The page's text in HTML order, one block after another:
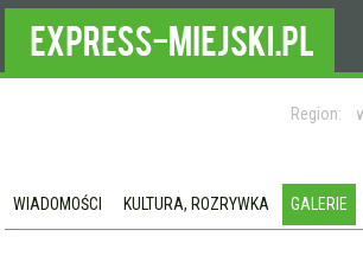
Region:
WIADOMOŚCI KULTURA, ROZRYWKA GALERIE